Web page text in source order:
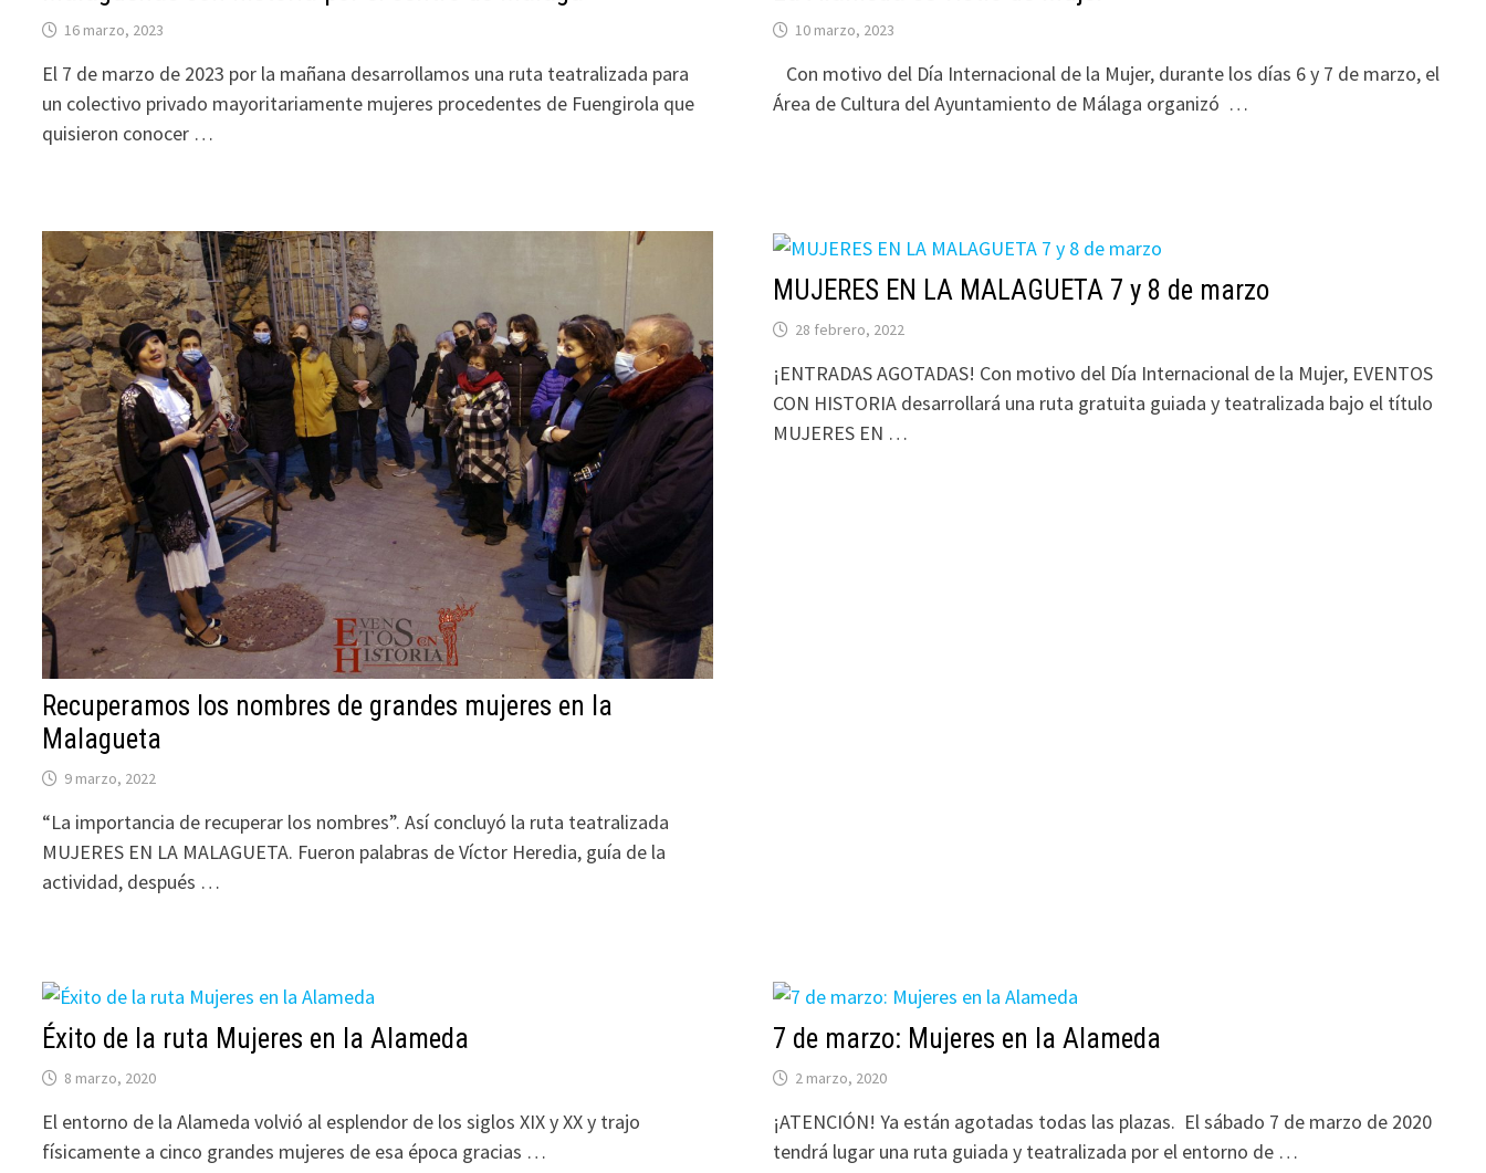
16 marzo, 2023
El 7 de marzo de 2023 por la mañana desarrollamos una ruta teatralizada para
un colectivo privado mayoritariamente mujeres procedentes de Fuengirola que
quisieron conocer …
10 marzo, 2023
Con motivo del Día Internacional de la Mujer, durante los días 6 y 7 de marzo, el
Área de Cultura del Ayuntamiento de Málaga organizó …
Recuperamos los nombres de grandes mujeres en la
Malagueta
9 marzo, 2022
“La importancia de recuperar los nombres”. Así concluyó la ruta teatralizada
MUJERES EN LA MALAGUETA. Fueron palabras de Víctor Heredia, guía de la
actividad, después …
MUJERES EN LA MALAGUETA 7 y 8 de marzo
28 febrero, 2022
¡ENTRADAS AGOTADAS! Con motivo del Día Internacional de la Mujer, EVENTOS
CON HISTORIA desarrollará una ruta gratuita guiada y teatralizada bajo el título
MUJERES EN …
Éxito de la ruta Mujeres en la Alameda
8 marzo, 2020
El entorno de la Alameda volvió al esplendor de los siglos XIX y XX y trajo
físicamente a cinco grandes mujeres de esa época gracias …
7 de marzo: Mujeres en la Alameda
2 marzo, 2020
¡ATENCIÓN! Ya están agotadas todas las plazas. El sábado 7 de marzo de 2020
tendrá lugar una ruta guiada y teatralizada por el entorno de …